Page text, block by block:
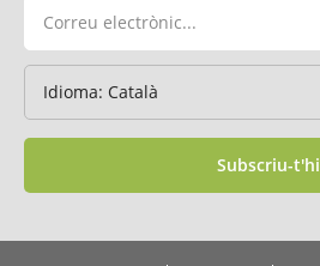
Subscriu-t'hi